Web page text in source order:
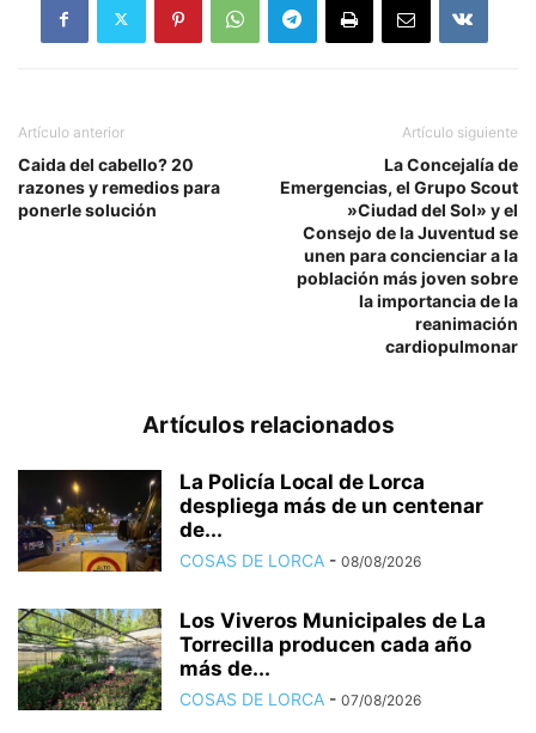
Artículo anterior
Caida del cabello? 20
razones y remedios para
ponerle solución
Artículo siguiente
La Concejalía de
Emergencias, el Grupo Scout
»Ciudad del Sol» y el
Consejo de la Juventud se
unen para concienciar a la
población más joven sobre
la importancia de la
reanimación
cardiopulmonar
Artículos relacionados
La Policía Local de Lorca
despliega más de un centenar
de...
COSAS DE LORCA - 08/08/2026
Los Viveros Municipales de La
Torrecilla producen cada año
más de...
COSAS DE LORCA - 07/08/2026